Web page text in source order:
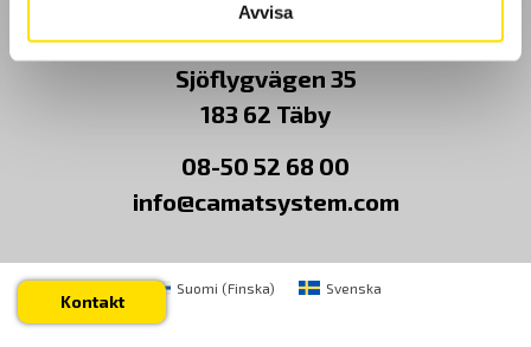
Avvisa
CA Mätsystem AB
Sjöflygvägen 35
183 62 Täby
08-50 52 68 00
info@camatsystem.com
Kontakt
Suomi (Finska) Svenska